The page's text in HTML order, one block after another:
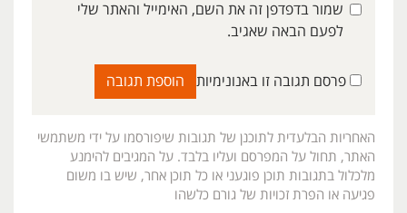
שמור בדפדפן זה את השם, האימייל והאתר שלי
לפעם הבאה שאגיב.
פרסם תגובה זו באנונימיות
האחריות הבלעדית לתוכנן של תגובות שיפורסמו על ידי משתמשי
האתר, תחול על המפרסם ועליו בלבד. על המגיבים להימנע
מלכלול בתגובות תוכן פוגעני או כל תוכן אחר, שיש בו משום
פגיעה או הפרת זכויות של גורם כלשהו